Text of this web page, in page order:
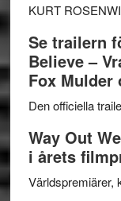
KURT
Se trailern
Believe –
Fox Mulder
Den officiella
Way Out
i årets